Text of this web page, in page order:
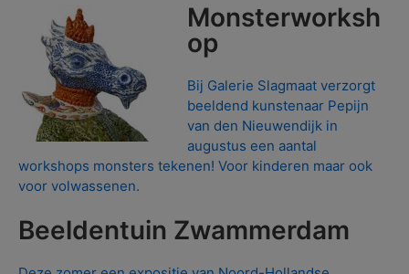
Monsterworksh
op
Bij Galerie Slagmaat verzorgt
beeldend kunstenaar Pepijn
van den Nieuwendijk in
augustus een aantal
workshops monsters tekenen! Voor kinderen maar ook
voor volwassenen.
Beeldentuin Zwammerdam